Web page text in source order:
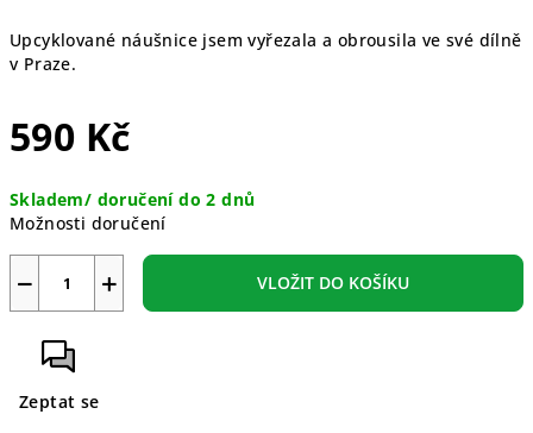
Upcyklované náušnice jsem vyřezala a obrousila ve své dílně
v Praze.
590 Kč
cena:
Skladem/ doručení do 2 dnů
Možnosti doručení
+
− VLOŽIT DO KOŠÍKU
Zeptat se